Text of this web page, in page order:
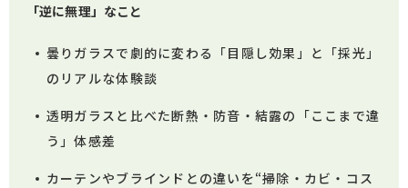
「逆に無理」なこと
曇りガラスで劇的に変わる「目隠し効果」と「採光」
のリアルな体験談
透明ガラスと比べた断熱・防音・結露の「ここまで違
う」体感差
カーテンやブラインドとの違いを“掃除・カビ・コス